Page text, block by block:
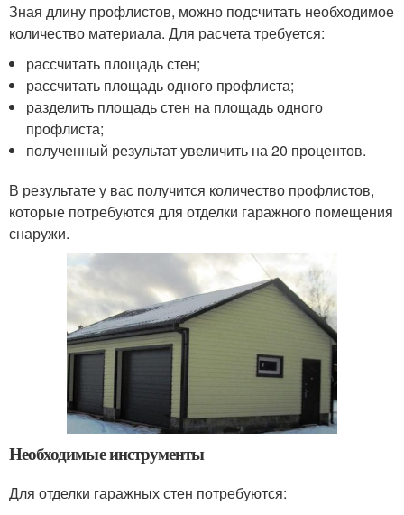
Зная длину профлистов, можно подсчитать необходимое
количество материала. Для расчета требуется:
рассчитать площадь стен;
рассчитать площадь одного профлиста;
разделить площадь стен на площадь одного
профлиста;
полученный результат увеличить на 20 процентов.
В результате у вас получится количество профлистов,
которые потребуются для отделки гаражного помещения
снаружи.
Необходимые инструменты
Для отделки гаражных стен потребуются: